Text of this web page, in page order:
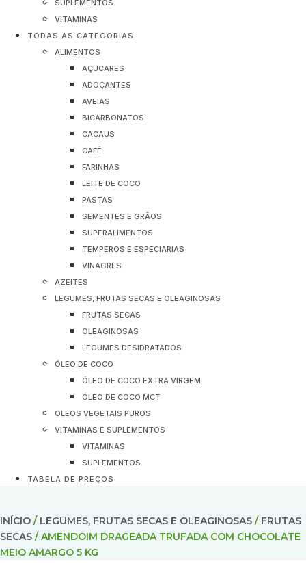
SUPLEMENTOS
VITAMINAS
TODAS AS CATEGORIAS
ALIMENTOS
AÇUCARES
ADOÇANTES
AVEIAS
BICARBONATOS
CACAUS
CAFÉ
FARINHAS
LEITE DE COCO
PASTAS
SEMENTES E GRÃOS
SUPERALIMENTOS
TEMPEROS E ESPECIARIAS
VINAGRES
AZEITES
LEGUMES, FRUTAS SECAS E OLEAGINOSAS
FRUTAS SECAS
OLEAGINOSAS
LEGUMES DESIDRATADOS
ÓLEO DE COCO
ÓLEO DE COCO EXTRA VIRGEM
ÓLEO DE COCO MCT
OLEOS VEGETAIS PUROS
VITAMINAS E SUPLEMENTOS
VITAMINAS
SUPLEMENTOS
TABELA DE PREÇOS
INÍCIO / LEGUMES, FRUTAS SECAS E OLEAGINOSAS / FRUTAS
SECAS / AMENDOIM DRAGEADA TRUFADA COM CHOCOLATE
MEIO AMARGO 5 KG